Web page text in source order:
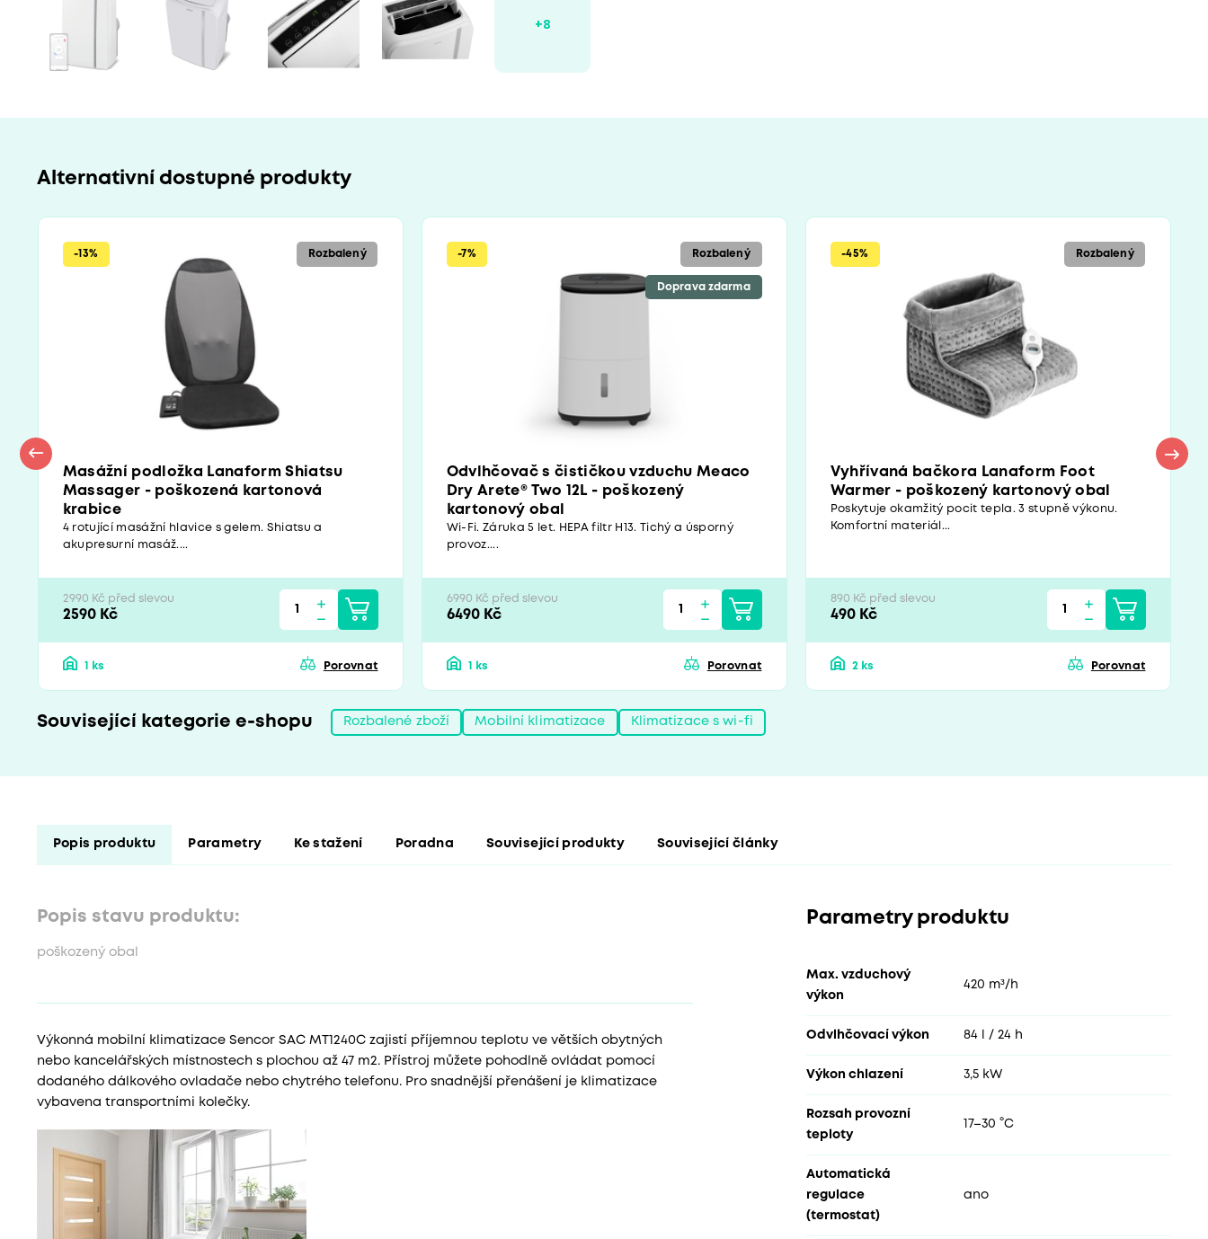
Alternativní dostupné produkty
Rozbalený
-13%
Masážní podložka Lanaform Shiatsu
Massager - poškozená kartonová
krabice
4 rotující masážní hlavice s gelem. Shiatsu a
akupresurní masáž....
2990 Kč před slevou
2590 Kč
1 ks Porovnat
Rozbalený
-7%
Doprava zdarma
Odvlhčovač s čističkou vzduchu Meaco
Dry Arete® Two 12L - poškozený
kartonový obal
Wi-Fi. Záruka 5 let. HEPA filtr H13. Tichý a úsporný
provoz....
6990 Kč před slevou
6490 Kč
1 ks Porovnat
Rozbalený
-45%
Vyhřívaná bačkora Lanaform Foot
Warmer - poškozený kartonový obal
Poskytuje okamžitý pocit tepla. 3 stupně výkonu.
Komfortní materiál...
890 Kč před slevou
490 Kč
2 ks Porovnat
Související kategorie e-shopu Rozbalené zboží Mobilní klimatizace Klimatizace s wi-fi
Popis produktu Parametry Ke stažení Poradna Související produkty Související články
Popis stavu produktu:
poškozený obal
Výkonná mobilní klimatizace Sencor SAC MT1240C zajistí příjemnou teplotu ve větších obytných
nebo kancelářských místnostech s plochou až 47 m2. Přístroj můžete pohodlně ovládat pomocí
dodaného dálkového ovladače nebo chytrého telefonu. Pro snadnější přenášení je klimatizace
vybavena transportními kolečky.
Parametry produktu
Max. vzduchový
výkon
420 m³/h
Odvlhčovací výkon 84 l / 24 h
Výkon chlazení 3,5 kW
Rozsah provozní
teploty
17–30 °C
Automatická
regulace
(termostat)
ano